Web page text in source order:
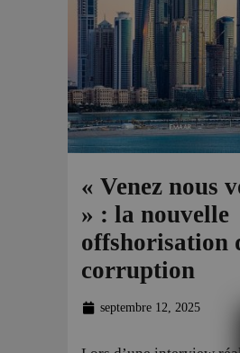
« Venez nous
» : la nouvelle
offshorisation
corruption
septembre 12, 2025